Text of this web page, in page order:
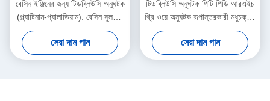
বেসিন ইঞ্জিনের জন্য টিডব্লিউসি অনুঘটক
(প্ল্যাটিনাম-প্যালাডিয়াম): বেসিন সুলফার
হ্রাস করে
সেরা দাম পান
টিডব্লিউসি অনুঘটক পিটি পিডি আরএইচ
থ্রি ওয়ে অনুঘটক রূপান্তরকারী মধুচক্রীয়
উপাদান ইউরো 5 6 400 সেল
সেরা দাম পান